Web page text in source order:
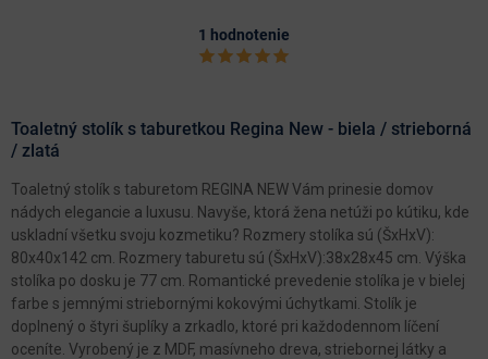
1 hodnotenie
Toaletný stolík s taburetkou Regina New - biela / strieborná
/ zlatá
Toaletný stolík s taburetom REGINA NEW Vám prinesie domov
nádych elegancie a luxusu. Navyše, ktorá žena netúži po kútiku, kde
uskladní všetku svoju kozmetiku? Rozmery stolíka sú (ŠxHxV):
80x40x142 cm. Rozmery taburetu sú (ŠxHxV):38x28x45 cm. Výška
stolíka po dosku je 77 cm. Romantické prevedenie stolíka je v bielej
farbe s jemnými striebornými kokovými úchytkami. Stolík je
doplnený o štyri šuplíky a zrkadlo, ktoré pri každodennom líčení
oceníte. Vyrobený je z MDF, masívneho dreva, striebornej látky a